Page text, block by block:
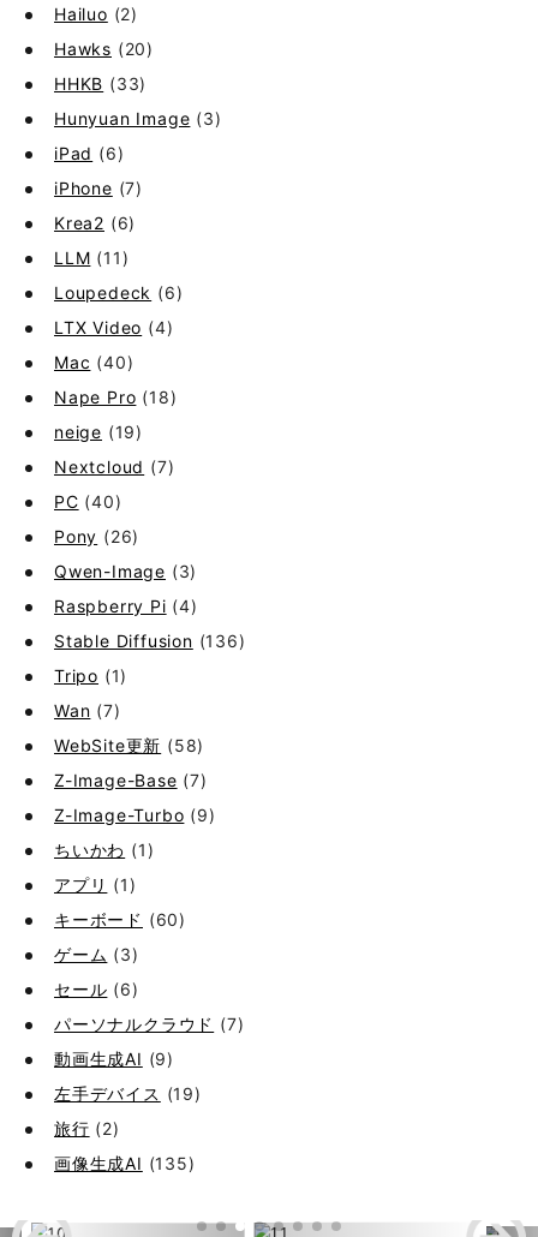
Hailuo (2)
Hawks (20)
HHKB (33)
Hunyuan Image (3)
iPad (6)
iPhone (7)
Krea2 (6)
LLM (11)
Loupedeck (6)
LTX Video (4)
Mac (40)
Nape Pro (18)
neige (19)
Nextcloud (7)
PC (40)
Pony (26)
Qwen-Image (3)
Raspberry Pi (4)
Stable Diffusion (136)
Tripo (1)
Wan (7)
WebSite更新 (58)
Z-Image-Base (7)
Z-Image-Turbo (9)
ちいかわ (1)
アプリ (1)
キーボード (60)
ゲーム (3)
セール (6)
パーソナルクラウド (7)
動画生成AI (9)
左手デバイス (19)
旅行 (2)
画像生成AI (135)